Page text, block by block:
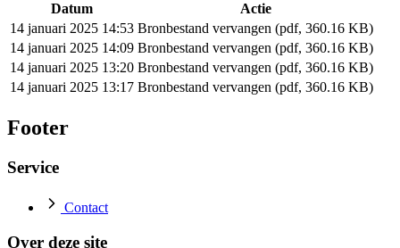
Datum
Actie
14 januari 2025 14:53 Bronbestand vervangen (pdf, 360.16 KB)
14 januari 2025 14:09 Bronbestand vervangen (pdf, 360.16 KB)
14 januari 2025 13:20 Bronbestand vervangen (pdf, 360.16 KB)
14 januari 2025 13:17 Bronbestand vervangen (pdf, 360.16 KB)
Footer
Service
Contact
Over deze site